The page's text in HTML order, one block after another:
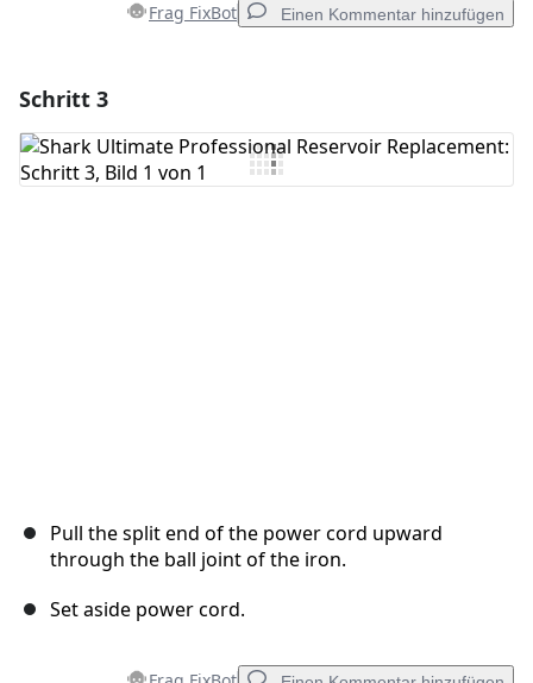
Frag FixBot Einen Kommentar hinzufügen
Kommentar hinzufügen
Schritt 3
Pull the split end of the power cord upward
through the ball joint of the iron.
Set aside power cord.